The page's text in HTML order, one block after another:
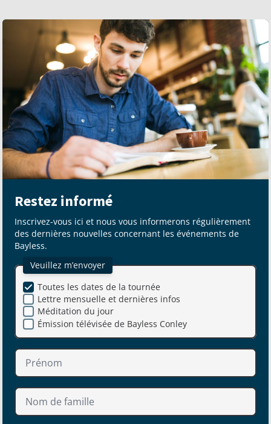
Restez informé
Inscrivez-vous ici et nous vous informerons régulièrement
des dernières nouvelles concernant les événements de
Bayless.
Veuillez m’envoyer
Lettre mensuelle et dernières infos
Méditation du jour
Émission télévisée de Bayless Conley
Toutes les dates de la tournée